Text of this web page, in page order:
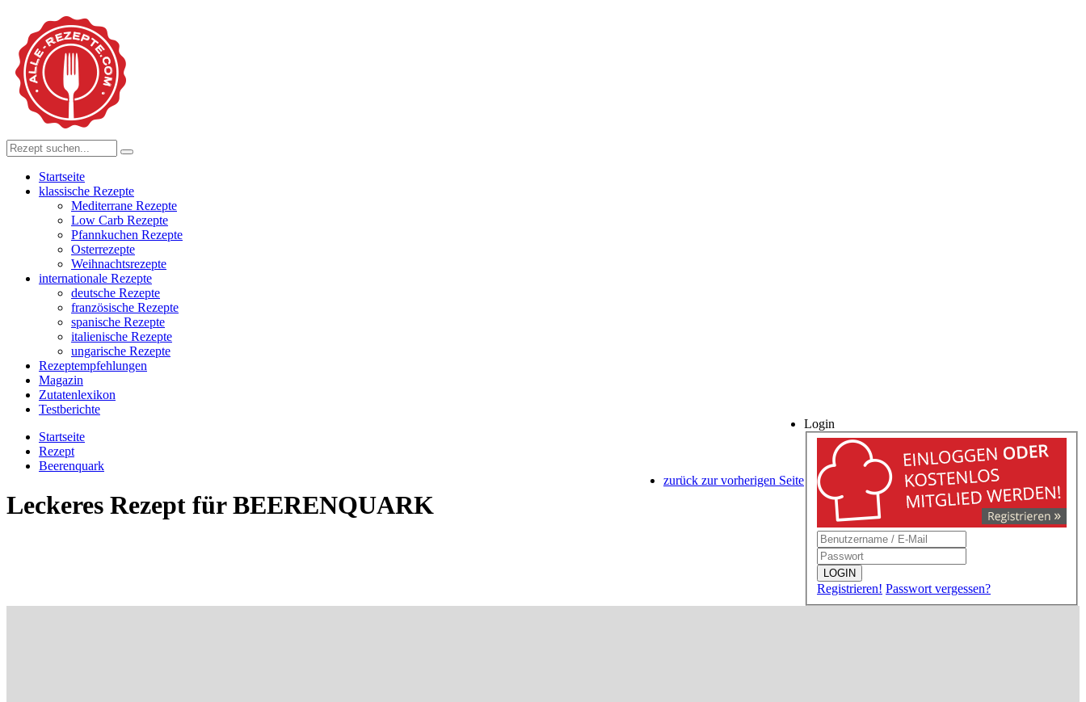
Startseite
klassische Rezepte
Mediterrane Rezepte
Low Carb Rezepte
Pfannkuchen Rezepte
Osterrezepte
Weihnachtsrezepte
internationale Rezepte
deutsche Rezepte
französische Rezepte
spanische Rezepte
italienische Rezepte
ungarische Rezepte
Rezeptempfehlungen
Magazin
Zutatenlexikon
Testberichte
Login
LOGIN
Registrieren! Passwort vergessen?
Startseite
Rezept
Beerenquark
zurück zur vorherigen Seite
Leckeres Rezept fürBEERENQUARK